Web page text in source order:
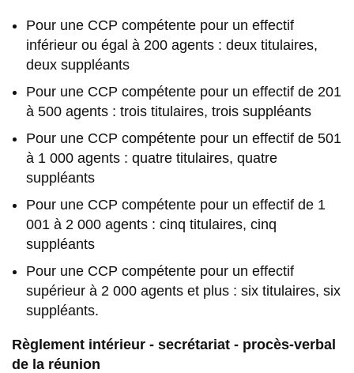
Pour une CCP compétente pour un effectif
inférieur ou égal à 200 agents : deux titulaires,
deux suppléants
Pour une CCP compétente pour un effectif de 201
à 500 agents : trois titulaires, trois suppléants
Pour une CCP compétente pour un effectif de 501
à 1 000 agents : quatre titulaires, quatre
suppléants
Pour une CCP compétente pour un effectif de 1
001 à 2 000 agents : cinq titulaires, cinq
suppléants
Pour une CCP compétente pour un effectif
supérieur à 2 000 agents et plus : six titulaires, six
suppléants.
Règlement intérieur - secrétariat - procès-verbal
de la réunion